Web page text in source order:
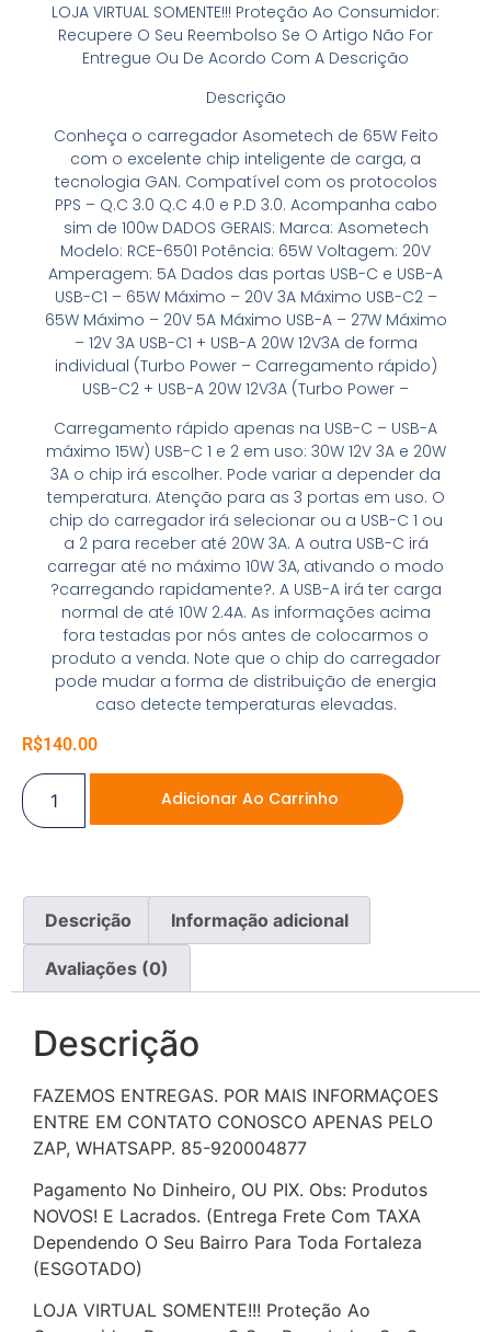
LOJA VIRTUAL SOMENTE!!! Proteção Ao Consumidor:
Recupere O Seu Reembolso Se O Artigo Não For
Entregue Ou De Acordo Com A Descrição
Descrição
Conheça o carregador Asometech de 65W Feito
com o excelente chip inteligente de carga, a
tecnologia GAN. Compatível com os protocolos
PPS – Q.C 3.0 Q.C 4.0 e P.D 3.0. Acompanha cabo
sim de 100w DADOS GERAIS: Marca: Asometech
Modelo: RCE-6501 Potência: 65W Voltagem: 20V
Amperagem: 5A Dados das portas USB-C e USB-A
USB-C1 – 65W Máximo – 20V 3A Máximo USB-C2 –
65W Máximo – 20V 5A Máximo USB-A – 27W Máximo
– 12V 3A USB-C1 + USB-A 20W 12V3A de forma
individual (Turbo Power – Carregamento rápido)
USB-C2 + USB-A 20W 12V3A (Turbo Power –
Carregamento rápido apenas na USB-C – USB-A
máximo 15W) USB-C 1 e 2 em uso: 30W 12V 3A e 20W
3A o chip irá escolher. Pode variar a depender da
temperatura. Atenção para as 3 portas em uso. O
chip do carregador irá selecionar ou a USB-C 1 ou
a 2 para receber até 20W 3A. A outra USB-C irá
carregar até no máximo 10W 3A, ativando o modo
?carregando rapidamente?. A USB-A irá ter carga
normal de até 10W 2.4A. As informações acima
fora testadas por nós antes de colocarmos o
produto a venda. Note que o chip do carregador
pode mudar a forma de distribuição de energia
caso detecte temperaturas elevadas.
R$140.00
Adicionar Ao Carrinho
Descrição Informação adicional
Avaliações (0)
Descrição
FAZEMOS ENTREGAS. POR MAIS INFORMAÇOES
ENTRE EM CONTATO CONOSCO APENAS PELO
ZAP, WHATSAPP. 85-920004877
Pagamento No Dinheiro, OU PIX. Obs: Produtos
NOVOS! E Lacrados. (Entrega Frete Com TAXA
Dependendo O Seu Bairro Para Toda Fortaleza
(ESGOTADO)
LOJA VIRTUAL SOMENTE!!! Proteção Ao